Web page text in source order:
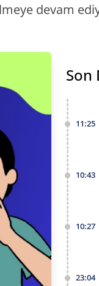
devam
Son
11:25
10:43
10:27
23:04